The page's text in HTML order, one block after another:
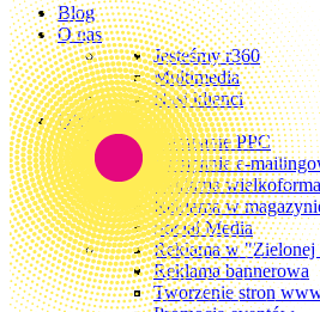
Blog
O nas
Jesteśmy r360
Multimedia
Nasi klienci
Oferta
Kampanie PPC
Kampanie e-
Reklama
Reklama w
Social Media
Reklama w "Zielonej
Reklama bannerowa
Tworzenie stron